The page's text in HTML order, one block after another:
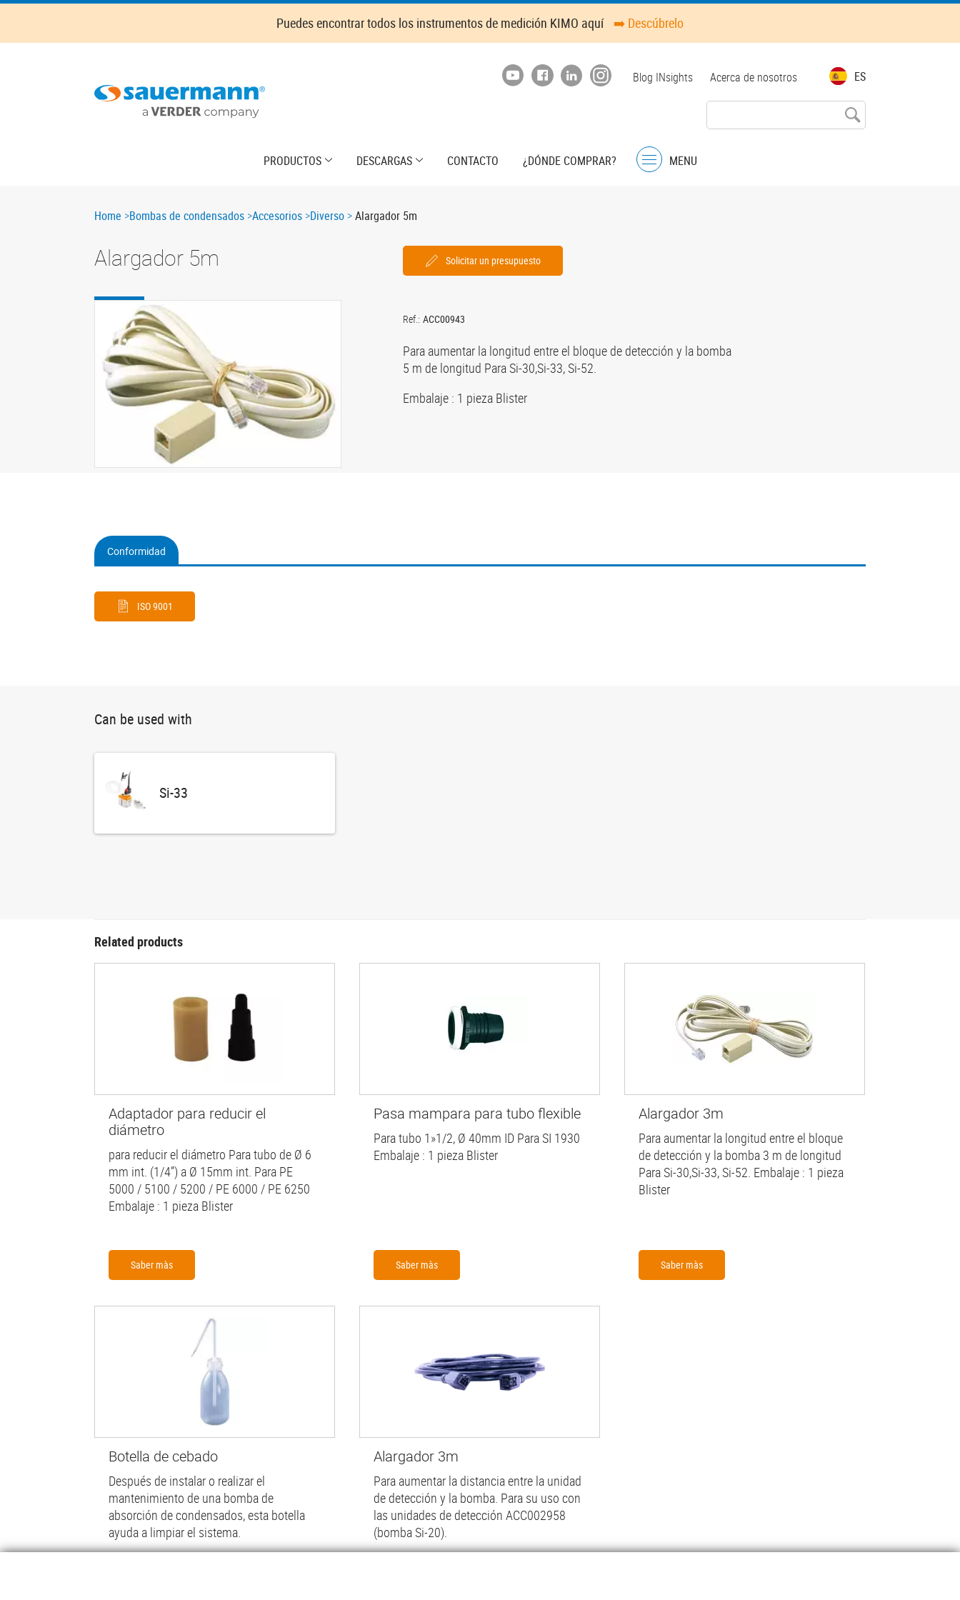
Skip
main
Puedes encontrar todos los instrumentos de medición KIMO aquí ➡️ Descúbrelo
ES
Top
Blog INsights Acerca de nosotros
PRODUCTOS DESCARGAS CONTACTO
¿DÓNDE COMPRAR?
Menu
MENU
Breadcrumb
Home Bombas de condensados Accesorios Diverso Alargador 5m
Alargador 5m Solicitar un presupuesto
Ref.: ACC00943
Para aumentar la longitud entre el bloque de detección y la bomba
5 m de longitud Para Si-30,Si-33, Si-52.
Embalaje : 1 pieza Blister
Conformidad
(active
ISO 9001
Can be used with
Si-33
Related products
Adaptador para reducir el
diámetro
para reducir el diámetro Para tubo de Ø 6
mm int. (1/4”) a Ø 15mm int. Para PE
5000 / 5100 / 5200 / PE 6000 / PE 6250
Embalaje : 1 pieza Blister
Saber màs
Pasa mampara para tubo flexible
Para tubo 1»1/2, Ø 40mm ID Para SI 1930
Embalaje : 1 pieza Blister
Saber màs
Alargador 3m
Para aumentar la longitud entre el bloque
de detección y la bomba 3 m de longitud
Para Si-30,Si-33, Si-52. Embalaje : 1 pieza
Blister
Saber màs
Botella de cebado
Después de instalar o realizar el
mantenimiento de una bomba de
absorción de condensados, esta botella
ayuda a limpiar el sistema.
Alargador 3m
Para aumentar la distancia entre la unidad
de detección y la bomba. Para su uso con
las unidades de detección ACC002958
(bomba Si-20).